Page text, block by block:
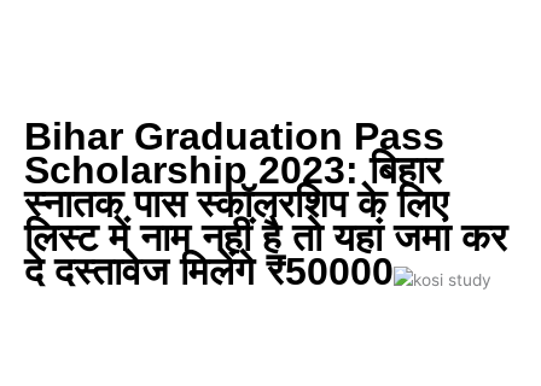
Bihar Graduation Pass
Scholarship 2023: बिहार
स्नातक पास स्कॉलरशिप के लिए
लिस्ट में नाम नहीं है तो यहां जमा कर
दे दस्तावेज मिलेंगे ₹50000